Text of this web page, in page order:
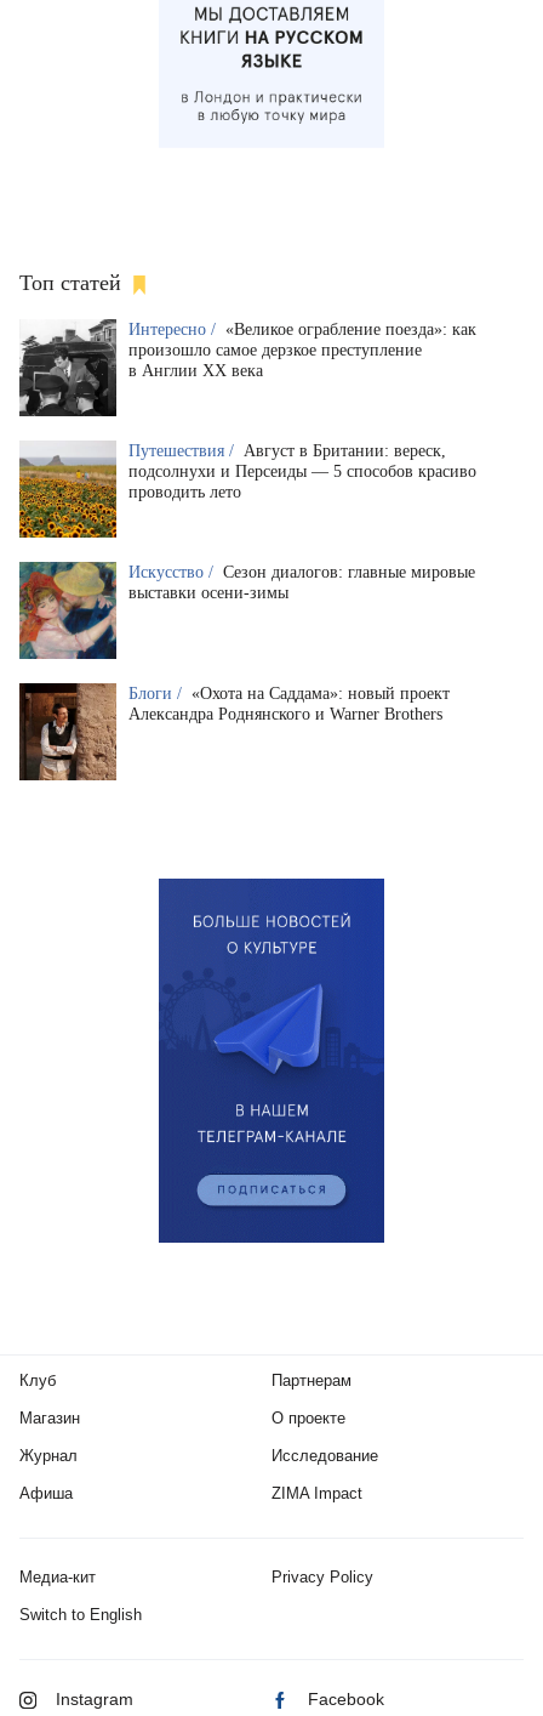
Топ статей
Интересно / «Великое ограбление поезда»: как
произошло самое дерзкое преступление
в Англии XX века
Путешествия / Август в Британии: вереск,
подсолнухи и Персеиды — 5 способов красиво
проводить лето
Искусство / Сезон диалогов: главные мировые
выставки осени-зимы
Блоги / «Охота на Саддама»: новый проект
Александра Роднянского и Warner Brothers
Клуб
Магазин
Журнал
Афиша
Партнерам
О проекте
Исследование
ZIMA Impact
Медиа-кит Privacy Policy
Switch to English
Instagram Facebook